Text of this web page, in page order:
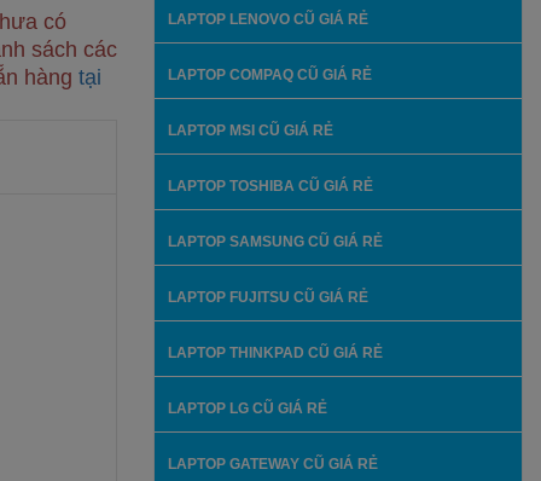
có
sách các
hàng tại
LAPTOP LENOVO CŨ GIÁ RẺ
LAPTOP COMPAQ CŨ GIÁ RẺ
LAPTOP MSI CŨ GIÁ RẺ
LAPTOP TOSHIBA CŨ GIÁ RẺ
LAPTOP SAMSUNG CŨ GIÁ RẺ
LAPTOP FUJITSU CŨ GIÁ RẺ
LAPTOP THINKPAD CŨ GIÁ RẺ
LAPTOP LG CŨ GIÁ RẺ
LAPTOP GATEWAY CŨ GIÁ RẺ